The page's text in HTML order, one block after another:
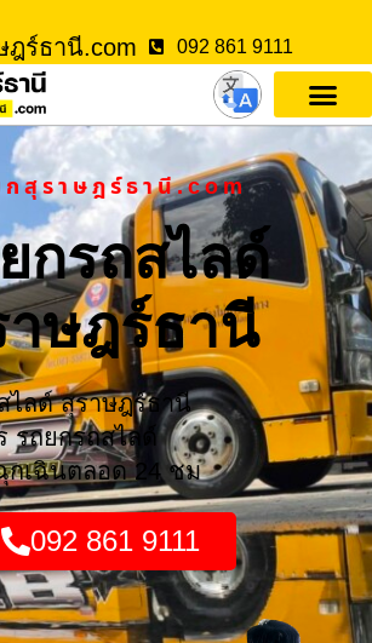
ฎร์ธานี.com 092 861 9111
สุราษฎร์ธานี.com
กรถสไลด์
ษฎร์ธานี
ไลด์ สุราษฎร์ธานี
รถยกรถสไลด์
กเฉินตลอด 24 ชม
092 861 9111